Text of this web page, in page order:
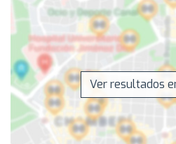
Ver resultados